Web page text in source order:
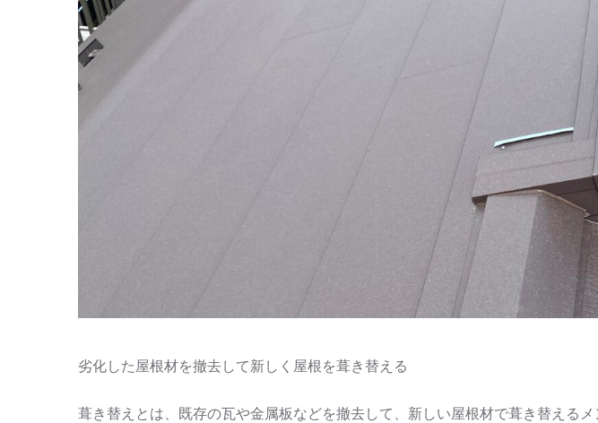
劣化した屋根材を撤去して新しく屋根を葺き替える
葺き替えとは、既存の瓦や金属板などを撤去して、新しい屋根材で葺き替える